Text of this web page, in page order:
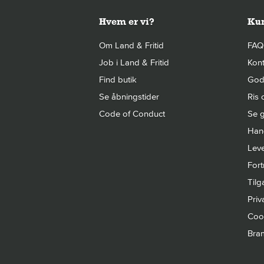
Hvem er vi?
Om Land & Fritid
Job i Land & Fritid
Find butik
Se åbningstider
Code of Conduct
FAQ
Ris
Se